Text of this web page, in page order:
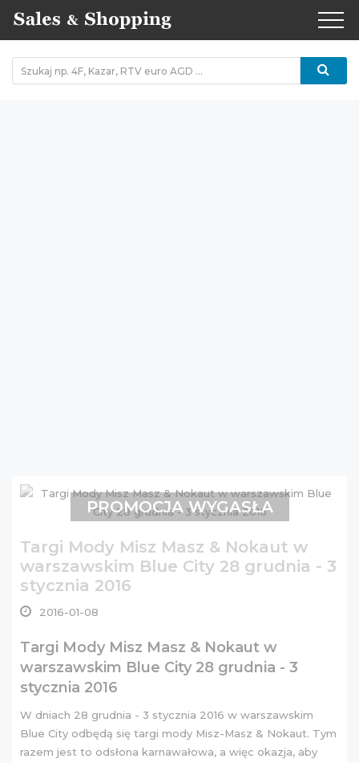
Targi Mody Misz Masz & Nokaut w
warszawskim Blue City 28 grudnia - 3
stycznia 2016
2016-01-08
Targi Mody Misz Masz & Nokaut w
warszawskim Blue City 28 grudnia - 3
stycznia 2016
W dniach 28 grudnia - 3 stycznia 2016 w warszawskim
Blue City odbędą się targi mody Misz-Masz & Nokaut. Tym
razem jest to odsłona karnawałowa, a więc okazja, aby
PROMOCJA WYGASŁA